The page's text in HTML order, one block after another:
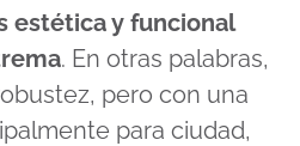
estética y funcional
. En otras palabras,
pero con una
para ciudad,